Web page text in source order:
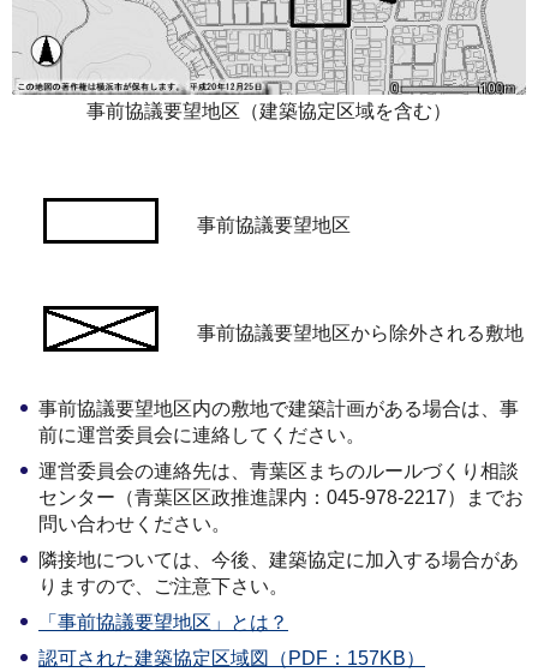
事前協議要望地区（建築協定区域を含む）
事前協議要望地区
事前協議要望地区から除外される敷地
事前協議要望地区内の敷地で建築計画がある場合は、事
前に運営委員会に連絡してください。
運営委員会の連絡先は、青葉区まちのルールづくり相談
センター（青葉区区政推進課内：045-978-2217）までお
問い合わせください。
隣接地については、今後、建築協定に加入する場合があ
りますので、ご注意下さい。
「事前協議要望地区」とは？
認可された建築協定区域図（PDF：157KB）